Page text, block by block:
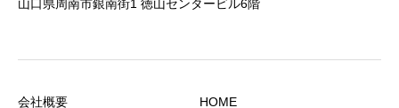
山口県周南市銀南街1 徳山センタービル6階
会社概要 HOME